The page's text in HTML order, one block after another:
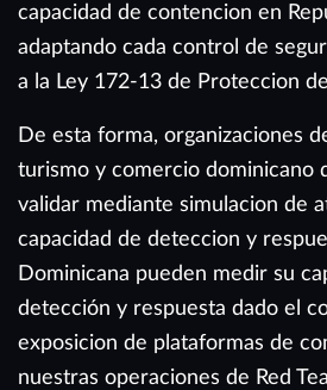
capacidad de contencion en
adaptando cada control de
a la Ley 172-13 de Proteccion
De esta forma, organizaciones
turismo y comercio dominicano
validar mediante simulacion de
capacidad de deteccion y
Dominicana pueden medir su
detección y respuesta dado el
exposicion de plataformas de
nuestras operaciones de Red